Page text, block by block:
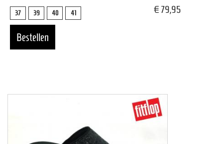
37 39 40 41
€ 79,95